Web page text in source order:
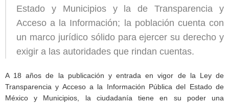
Estado y Municipios y la de Transparencia y
Acceso a la Información; la población cuenta con
un marco jurídico sólido para ejercer su derecho y
exigir a las autoridades que rindan cuentas.
A 18 años de la publicación y entrada en vigor de la Ley de
Transparencia y Acceso a la Información Pública del Estado de
México y Municipios, la ciudadanía tiene en su poder una